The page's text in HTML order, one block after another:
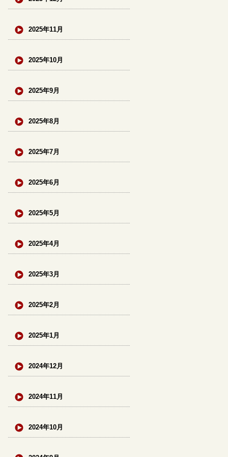
2025年11月
2025年10月
2025年9月
2025年8月
2025年7月
2025年6月
2025年5月
2025年4月
2025年3月
2025年2月
2025年1月
2024年12月
2024年11月
2024年10月